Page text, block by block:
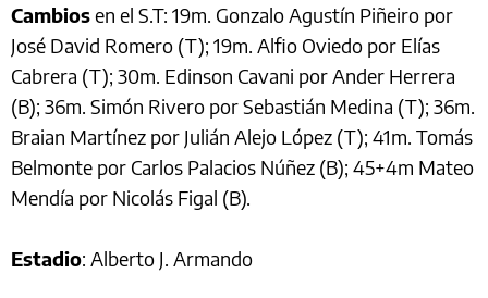
Cambiosen el S.T: 19m. Gonzalo Agustín Piñeiro por
José David Romero (T); 19m. Alfio Oviedo por Elías
Cabrera (T); 30m. Edinson Cavani por Ander Herrera
(B); 36m. Simón Rivero por Sebastián Medina (T); 36m.
Braian Martínez por Julián Alejo López (T); 41m. Tomás
Belmonte por Carlos Palacios Núñez (B); 45+4m Mateo
Mendía por Nicolás Figal (B).
Estadio: Alberto J. Armando